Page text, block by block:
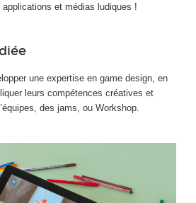
et médias ludiques !
une expertise en game design, en
leurs compétences créatives et
des jams, ou Workshop.